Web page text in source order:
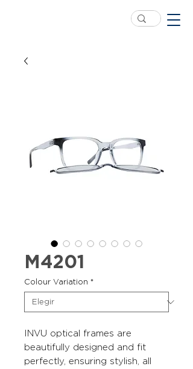
M4201
Colour Variation *
INVU optical frames are
beautifully designed and fit
perfectly, ensuring stylish, all